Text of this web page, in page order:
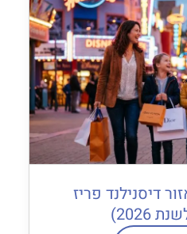
דיסנילנד פריז
2026)